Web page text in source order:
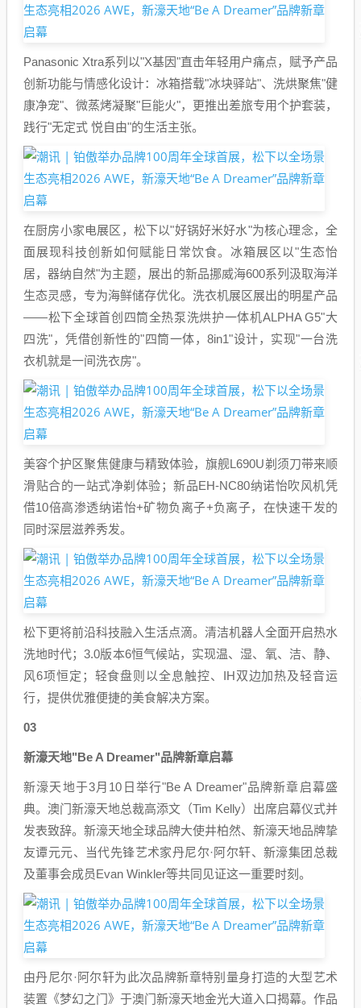
Panasonic Xtra系列以"X基因"直击年轻用户痛点，赋予产品
创新功能与情感化设计：冰箱搭载"冰块驿站"、洗烘聚焦"健
康净宠"、微蒸烤凝聚"巨能火"，更推出差旅专用个护套装，
践行"无定式 悦自由"的生活主张。
在厨房小家电展区，松下以"好锅好米好水"为核心理念，全
面展现科技创新如何赋能日常饮食。冰箱展区以"生态怡
居，器纳自然"为主题，展出的新品挪威海600系列汲取海洋
生态灵感，专为海鲜储存优化。洗衣机展区展出的明星产品
——松下全球首创四筒全热泵洗烘护一体机ALPHA G5"大
四洗"，凭借创新性的"四筒一体，8in1"设计，实现"一台洗
衣机就是一间洗衣房"。
美容个护区聚焦健康与精致体验，旗舰L690U剃须刀带来顺
滑贴合的一站式净剃体验；新品EH-NC80纳诺怡吹风机凭
借10倍高渗透纳诺怡+矿物负离子+负离子，在快速干发的
同时深层滋养秀发。
松下更将前沿科技融入生活点滴。清洁机器人全面开启热水
洗地时代；3.0版本6恒气候站，实现温、湿、氧、洁、静、
风6项恒定；轻食盘则以全息触控、IH双边加热及轻音运
行，提供优雅便捷的美食解决方案。
03
新濠天地"Be A Dreamer"品牌新章启幕
新濠天地于3月10日举行"Be A Dreamer"品牌新章启幕盛
典。澳门新濠天地总裁高添文（Tim Kelly）出席启幕仪式并
发表致辞。新濠天地全球品牌大使井柏然、新濠天地品牌挚
友谭元元、当代先锋艺术家丹尼尔·阿尔轩、新濠集团总裁
及董事会成员Evan Winkler等共同见证这一重要时刻。
由丹尼尔·阿尔轩为此次品牌新章特别量身打造的大型艺术
装置《梦幻之门》于澳门新濠天地金光大道入口揭幕。作品